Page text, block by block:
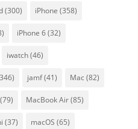
(300) iPhone (358)
iPhone 6(32)
iwatch(46)
jamf(41) Mac (82)
MacBook Air(85)
(37) macOS (65)